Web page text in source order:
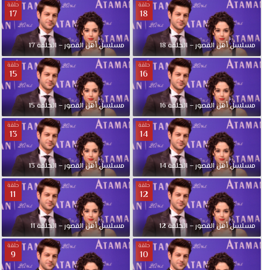
حلقة
18
مسلسل أهل القصور – الحلقة 18
حلقة
17
مسلسل أهل القصور – الحلقة 17
حلقة
16
مسلسل أهل القصور – الحلقة 16
حلقة
15
مسلسل أهل القصور – الحلقة 15
حلقة
14
مسلسل أهل القصور – الحلقة 14
حلقة
13
مسلسل أهل القصور – الحلقة 13
حلقة
12
مسلسل أهل القصور – الحلقة 12
حلقة
11
مسلسل أهل القصور – الحلقة 11
حلقة
10
حلقة
9